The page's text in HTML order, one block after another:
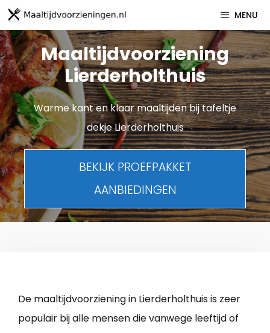
Spring
naar
inhoud
MENU
Maaltijdvoorziening
Lierderholthuis
Warme kant en klaar maaltijden bij tafeltje
dekje Lierderholthuis
BEKIJK PROEFPAKKET
AANBIEDINGEN
De maaltijdvoorziening in Lierderholthuis is zeer
populair bij alle mensen die vanwege leeftijd of